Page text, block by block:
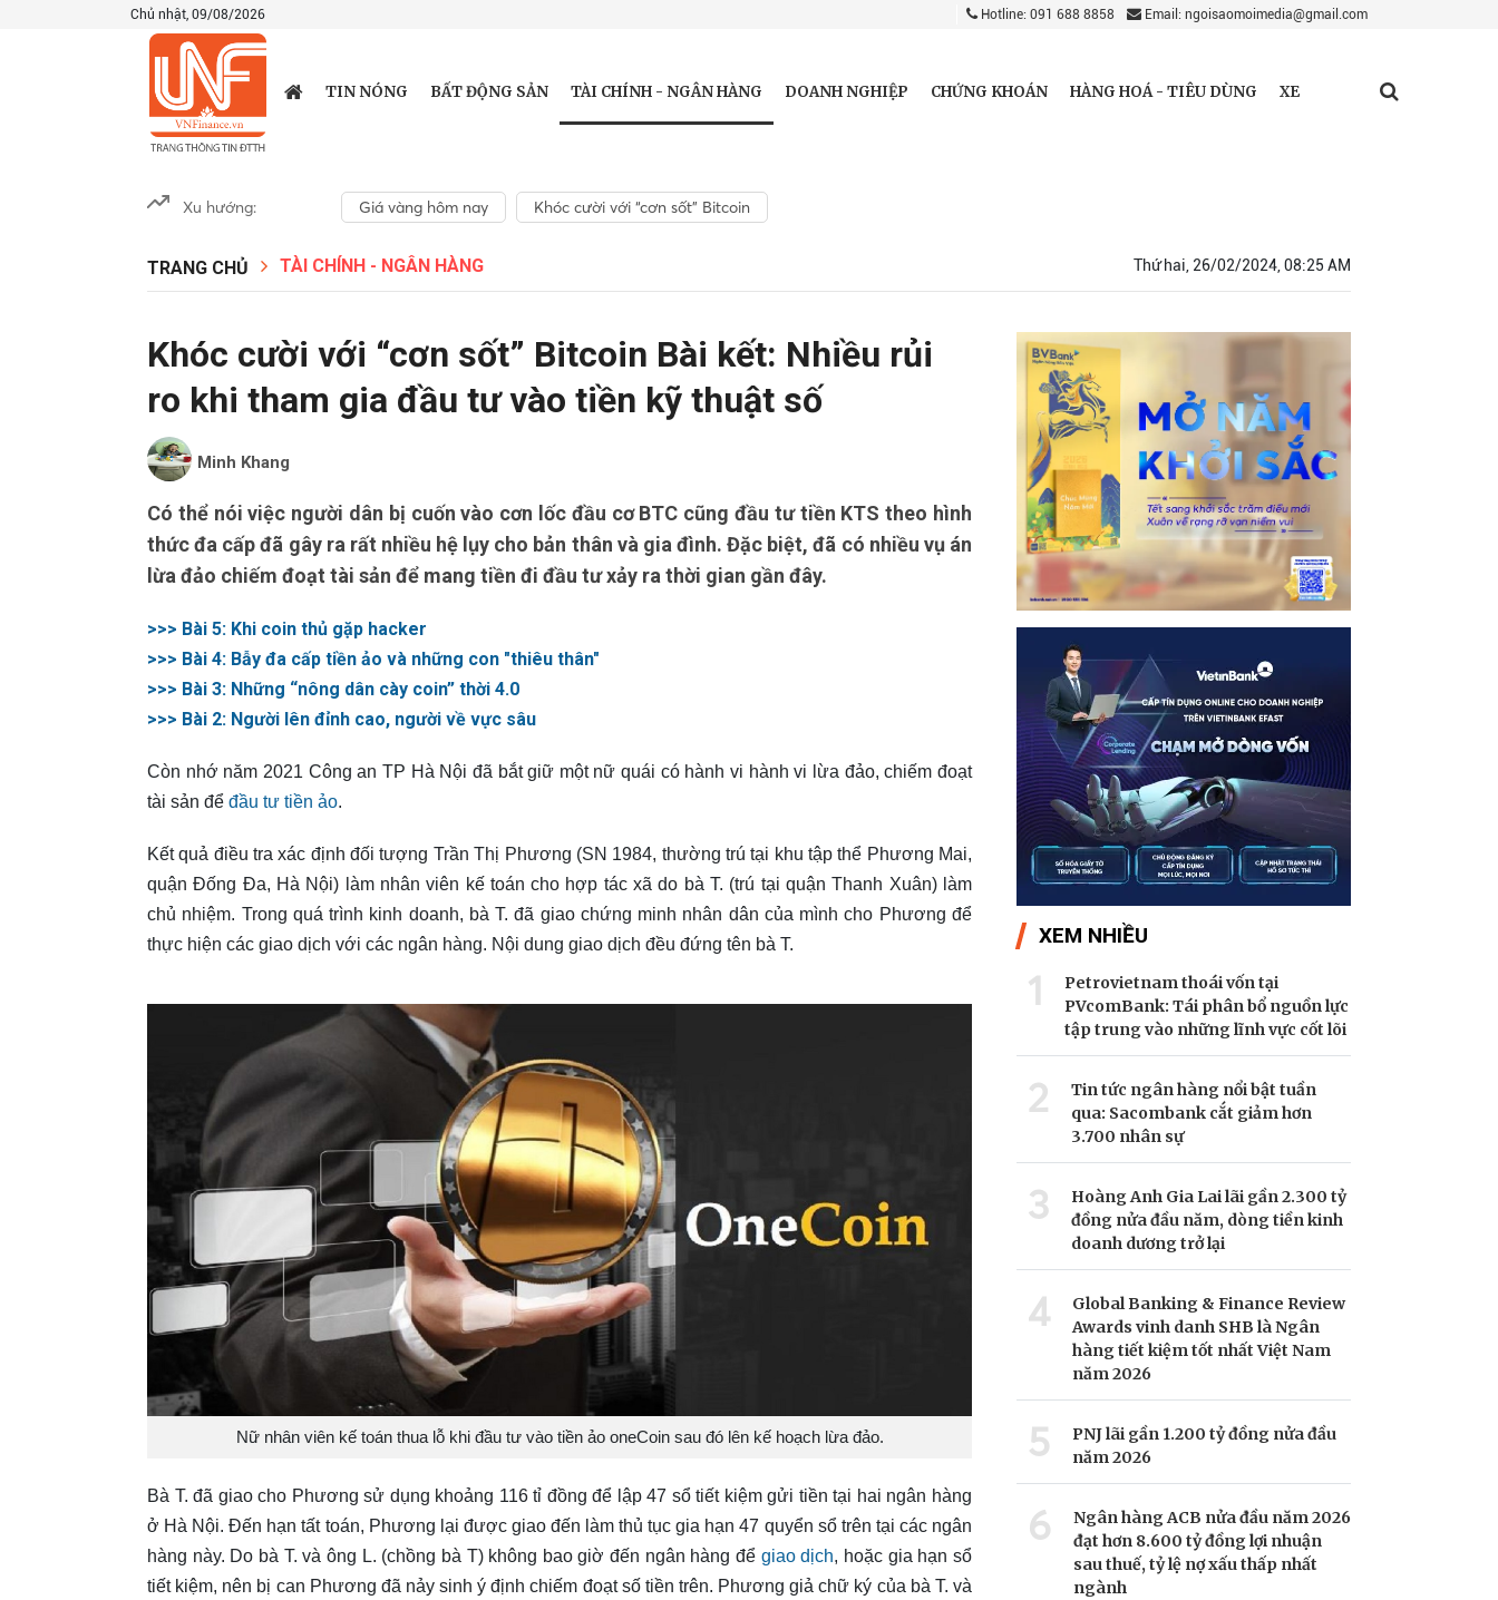
Chủ nhật, 09/08/2026 Hotline: 091 688 8858 Email: ngoisaomoimedia@gmail.com
TIN NÓNG BẤT ĐỘNG SẢN TÀI CHÍNH - NGÂN HÀNG DOANH NGHIỆP CHỨNG KHOÁN HÀNG HOÁ - TIÊU DÙNG XE
Xu hướng: Giá vàng hôm nay Khóc cười với “cơn sốt” Bitcoin
TRANG CHỦ TÀI CHÍNH - NGÂN HÀNG Thứ hai, 26/02/2024, 08:25 AM
Khóc cười với “cơn sốt” Bitcoin Bài kết: Nhiều rủi
ro khi tham gia đầu tư vào tiền kỹ thuật số
Minh Khang
Có thể nói việc người dân bị cuốn vào cơn lốc đầu cơ BTC cũng đầu tư tiền KTS theo hình
thức đa cấp đã gây ra rất nhiều hệ lụy cho bản thân và gia đình. Đặc biệt, đã có nhiều vụ án
lừa đảo chiếm đoạt tài sản để mang tiền đi đầu tư xảy ra thời gian gần đây.
>>> Bài 5: Khi coin thủ gặp hacker
>>> Bài 4: Bẫy đa cấp tiền ảo và những con "thiêu thân"
>>> Bài 3: Những “nông dân cày coin” thời 4.0
>>> Bài 2: Người lên đỉnh cao, người về vực sâu
Còn nhớ năm 2021 Công an TP Hà Nội đã bắt giữ một nữ quái có hành vi hành vi lừa đảo, chiếm đoạt
tài sản để đầu tư tiền ảo.
Kết quả điều tra xác định đối tượng Trần Thị Phương (SN 1984, thường trú tại khu tập thể Phương Mai,
quận Đống Đa, Hà Nội) làm nhân viên kế toán cho hợp tác xã do bà T. (trú tại quận Thanh Xuân) làm
chủ nhiệm. Trong quá trình kinh doanh, bà T. đã giao chứng minh nhân dân của mình cho Phương để
thực hiện các giao dịch với các ngân hàng. Nội dung giao dịch đều đứng tên bà T.
Nữ nhân viên kế toán thua lỗ khi đầu tư vào tiền ảo oneCoin sau đó lên kế hoạch lừa đảo.
Bà T. đã giao cho Phương sử dụng khoảng 116 tỉ đồng để lập 47 sổ tiết kiệm gửi tiền tại hai ngân hàng
ở Hà Nội. Đến hạn tất toán, Phương lại được giao đến làm thủ tục gia hạn 47 quyển sổ trên tại các ngân
hàng này. Do bà T. và ông L. (chồng bà T) không bao giờ đến ngân hàng để giao dịch, hoặc gia hạn sổ
tiết kiệm, nên bị can Phương đã nảy sinh ý định chiếm đoạt số tiền trên. Phương giả chữ ký của bà T. và
XEM NHIỀU
1
Petrovietnam thoái vốn tại
PVcomBank: Tái phân bổ nguồn lực
tập trung vào những lĩnh vực cốt lõi
2
Tin tức ngân hàng nổi bật tuần
qua: Sacombank cắt giảm hơn
3.700 nhân sự
3
Hoàng Anh Gia Lai lãi gần 2.300 tỷ
đồng nửa đầu năm, dòng tiền kinh
doanh dương trở lại
4
Global Banking & Finance Review
Awards vinh danh SHB là Ngân
hàng tiết kiệm tốt nhất Việt Nam
năm 2026
5
PNJ lãi gần 1.200 tỷ đồng nửa đầu
năm 2026
6
Ngân hàng ACB nửa đầu năm 2026
đạt hơn 8.600 tỷ đồng lợi nhuận
sau thuế, tỷ lệ nợ xấu thấp nhất
ngành